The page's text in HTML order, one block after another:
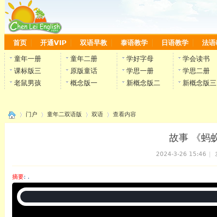
首页 开通VIP 双语早教 泰语教学 日语教学 法语
童年一册 童年二册 学好字母
学会读书
课标版三
原版童话 学思一册
学思二册
老鼠男孩
概念版一 新概念版二 新概念版三
陈雷
门户 童年二双语版 双语 查看内容
故事 《蚂
2024-3-26 15:46
摘要: .